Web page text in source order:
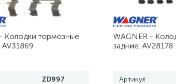
Лампа, лампочка Chrysler Town & Country
Jeep Grand Cherokee WK2 1
Колодки тормозные
ZD997
WAGNER -
задние. AV28178
Артикул